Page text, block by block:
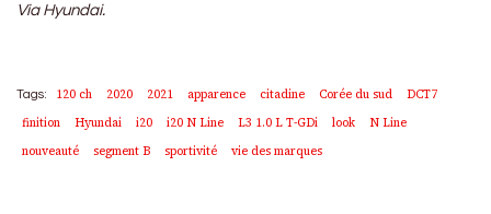
Via Hyundai.
Tags: 120 ch 2020 2021 apparence citadine Corée du sud
DCT7
finition
Hyundai i20 i20 N Line L3 1.0 L T-GDi look
N Line
nouveauté
segment B sportivité vie des marques